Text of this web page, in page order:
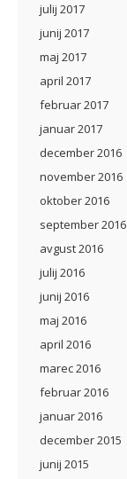
julij 2017
junij 2017
maj 2017
april 2017
februar 2017
januar 2017
december 2016
november 2016
oktober 2016
september 2016
avgust 2016
julij 2016
junij 2016
maj 2016
april 2016
marec 2016
februar 2016
januar 2016
december 2015
junij 2015